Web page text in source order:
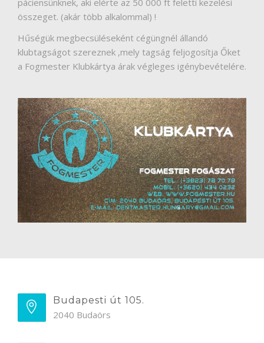
RÓLUNK
HÍREK
VÉLEMÉNYEK
páciensünknek, aki elérte az 50 000 ft feletti kezelési
összeget. (akár több alkalommal) !
Hűségük megbecsüléseként cégüngnél állandó
klubtagságot szereznek ,mely tagság feljogosítja Őket
a Fogmester Klubkártya árak végleges igénybevételére.
Budapesti út 105.
2040 Budaörs